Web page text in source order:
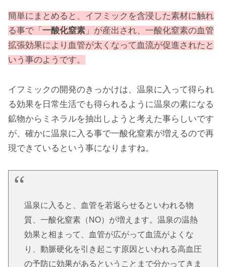
簡単にまとめると、イフミックを含浸した素材に触れ
る事で「 一酸化窒素 」が産出され、一酸化窒素の血管
拡張効果により血管が太くなって血流が促進されたと
いう事のようです。
イフミックの開発のきっかけは、温泉に入って得られ
る効果を日常生活でも得られるように温泉の素になる
鉱物からミネラルを抽出しようと考えた事らしいです
が、確かに温泉に入る事で一酸化窒素が増えるので再
現できているという事になりますね。
温泉に入ると、血管を若返らせるといわれる物
質、一酸化窒素（NO）が増えます。温泉の温熱
効果と相まって、血管が広がって血流がよくな
り、動脈硬化を引き起こす原因といわれる高血圧
の予防に効果があるということまで分かってきま